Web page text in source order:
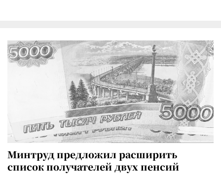
Минтруд предложил расширить
список получателей двух пенсий